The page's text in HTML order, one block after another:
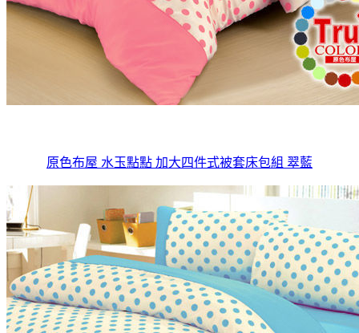
原色布屋 水玉點點 加大四件式被套床包組 翠藍